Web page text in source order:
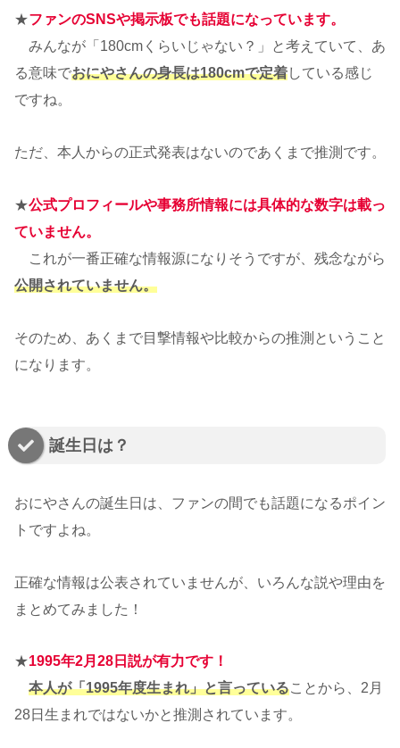
★ファンのSNSや掲示板でも話題になっています。
みんなが「180cmくらいじゃない？」と考えていて、あ
る意味でおにやさんの身長は180cmで定着している感じ
ですね。
ただ、本人からの正式発表はないのであくまで推測です。
★公式プロフィールや事務所情報には具体的な数字は載っ
ていません。
これが一番正確な情報源になりそうですが、残念ながら
公開されていません。
そのため、あくまで目撃情報や比較からの推測ということ
になります。
誕生日は？
おにやさんの誕生日は、ファンの間でも話題になるポイン
トですよね。
正確な情報は公表されていませんが、いろんな説や理由を
まとめてみました！
★1995年2月28日説が有力です！
本人が「1995年度生まれ」と言っていることから、2月
28日生まれではないかと推測されています。